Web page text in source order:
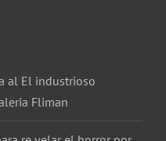
al El industrioso
Fliman